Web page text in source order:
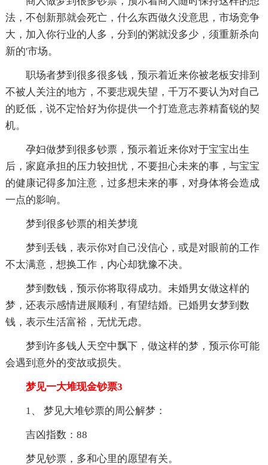
法，不创新那就会死亡，什么东西做久没意思，市场竞争
大，加入你行业的人多，分到的粥就没多少，须重新杀向
新的'市场。
职场者梦到很多很多钱，预示着近来你被老板安排到
不被人关注的地方，不要悲观失望，千万不要认为对自己
的贬低，说不定恰好为你提供一个打造意志养精畜锐的契
机。
孕妇做梦到很多钞票，预示着近来你对于宝宝出生
后，家庭承担的压力较担忧，不要担心未来的事，与宝宝
的健康记得多加注意，过多想未来的事，对身体将会造成
一点的影响。
梦到很多钞票的相关梦境
梦到丢钱，表示你对自己没信心，或是对眼前的工作
不太满意，想换工作，内心却犹豫不决。
梦到数钱，预示你将取得成功。未婚男女做这样的
梦，还表示感情进展顺利，有望结婚。已婚男女梦到数
钱，表示生活富裕，无忧无虑。
梦到许多钱人天空中飘下，做这样的梦，预示你可能
会遇到意外的变故或损失。
梦见一大堆现金钞票3
1、 梦见大堆钞票的周公解梦：
吉凶指数：88
梦见钞票，多和心里的愿望有关。